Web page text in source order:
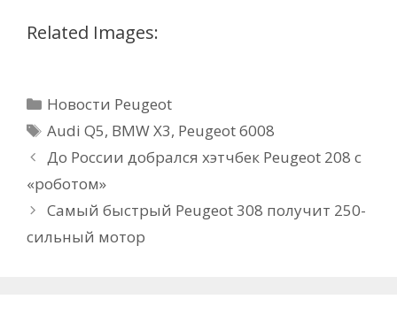
Related Images:
Рубрики
Новости Peugeot
Метки
Audi Q5, BMW X3, Peugeot 6008
До России добрался хэтчбек Peugeot 208 с
«роботом»
Самый быстрый Peugeot 308 получит 250-
сильный мотор